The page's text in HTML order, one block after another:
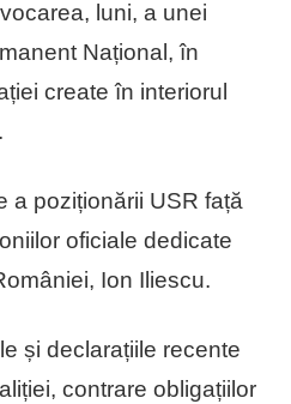
luni, a unei
Național, în
create în interiorul
a poziționării USR față
oficiale dedicate
Ion Iliescu.
și declarațiile recente
contrare obligațiilor